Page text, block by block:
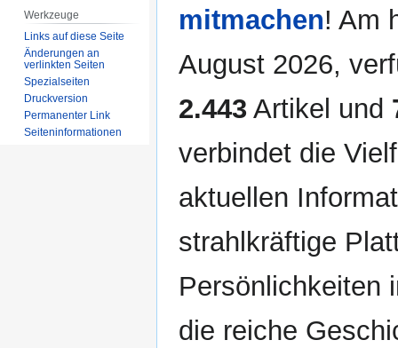
mitmachen! Am
August 2026,
2.443 Artikel und
verbindet die
aktuellen
strahlkräftige
Persönlichkeiten
die reiche
Werkzeuge
Links auf diese Seite
Änderungen an
verlinkten Seiten
Spezialseiten
Druckversion
Permanenter Link
Seiten­informationen